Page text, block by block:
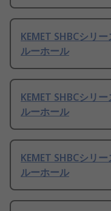
KEMET SHBCシリ
ルーホール
KEMET SHBCシリ
ルーホール
KEMET SHBCシリ
ルーホール